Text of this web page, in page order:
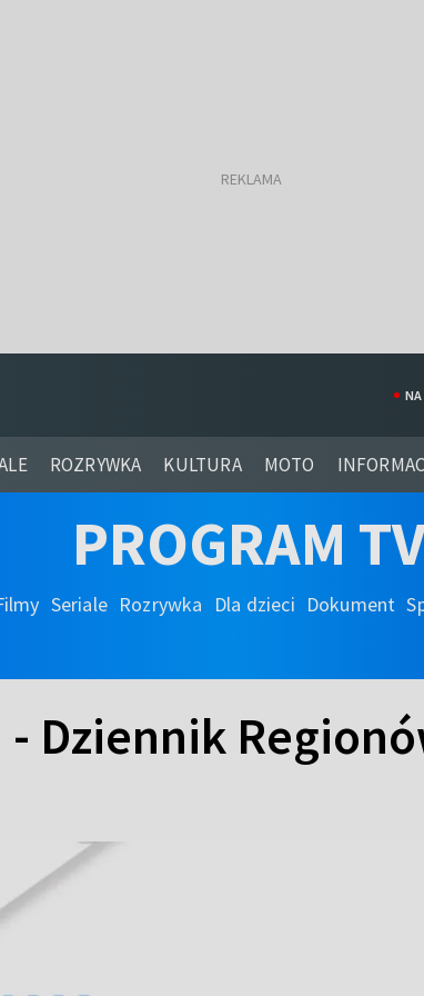
ROZRYWKA KULTURA MOTO
NA
PROGRAM
Seriale Rozrywka Dla dzieci Dokument
- Dziennik